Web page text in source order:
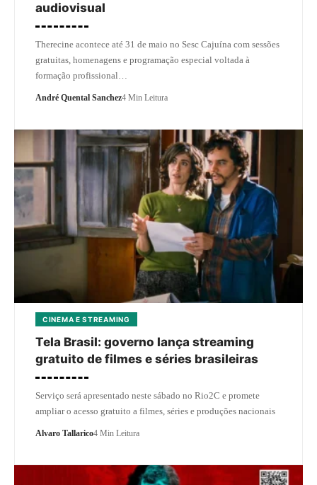
audiovisual
Therecine acontece até 31 de maio no Sesc Cajuína com sessões
gratuitas, homenagens e programação especial voltada à
formação profissional…
André Quental Sanchez4 Min Leitura
CINEMA E STREAMING
Tela Brasil: governo lança streaming
gratuito de filmes e séries brasileiras
Serviço será apresentado neste sábado no Rio2C e promete
ampliar o acesso gratuito a filmes, séries e produções nacionais
Alvaro Tallarico4 Min Leitura